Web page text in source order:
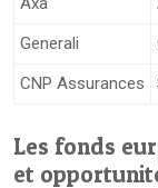
Generali
CNP Assurances
Les fonds
et